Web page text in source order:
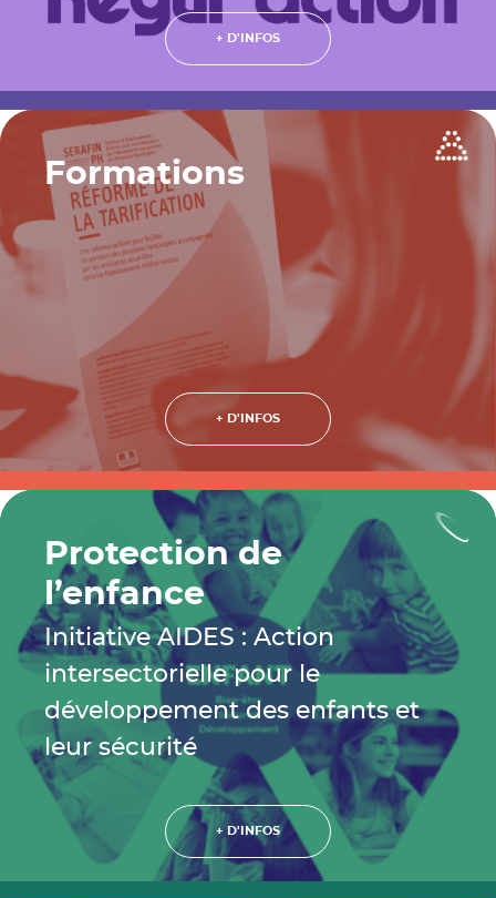
+ D'INFOS
Formations
+ D'INFOS
Protection de
l’enfance
Initiative AIDES : Action
intersectorielle pour le
développement des enfants et
leur sécurité
+ D'INFOS